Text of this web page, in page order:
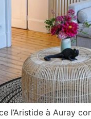
l’Aristide à Auray